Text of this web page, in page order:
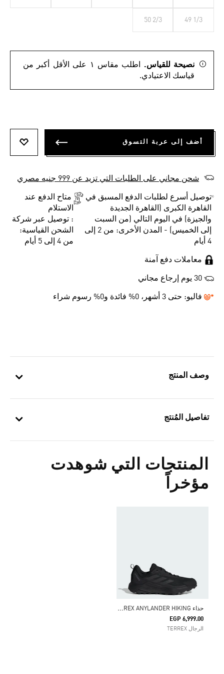
وصف المنتج
تفاصيل المُنتج
المنتجات التي شوهدت
مؤخراً
ح
ذاء TERREX ANYLANDER HIKING
EGP 6,999.00
الرجال TERREX
49 1/3
50 2/3
نصيحة للقياس.
اطلب مقاس ١ على الأقل أكبر من
قياسك الاعتيادي.
أضف إلى عربة التسوق
شحن مجاني على الطلبات التي تزيد عن 999 جنيه مصري
توصيل أسرع لطلبات الدفع المسبق في
القاهرة الكبرى (القاهرة الجديدة
والجيزة) في اليوم التالي (من السبت
إلى الخميس) - المدن الأخرى: من 2 إلى
4 أيام
متاح الدفع عند
الاستلام
: توصيل عبر شركة
الشحن القياسية:
من 4 إلى 5 أيام
معاملات دفع آمنة
فاليو: حتى 3 أشهر، 0% فائدة و0% رسوم شراء